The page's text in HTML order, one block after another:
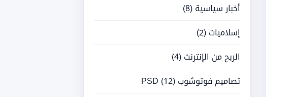
أخبار سياسية(8)
إسلاميات(2)
الربح من الإنترنت(4)
تصاميم فوتوشوب PSD(12)